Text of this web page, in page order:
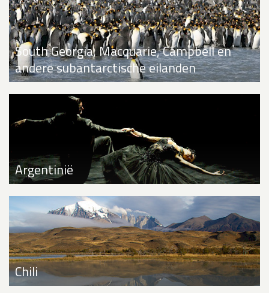
South Georgia, Macquarie, Campbell en
andere subantarctische eilanden
Argentinië
Chili